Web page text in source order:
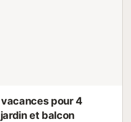
pour 4
et balcon